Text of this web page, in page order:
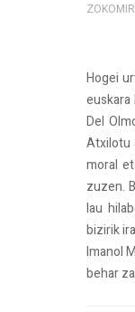
Hogei
Del
Atxilotu
moral
zuzen.
lau
bizirik
Imanol
behar